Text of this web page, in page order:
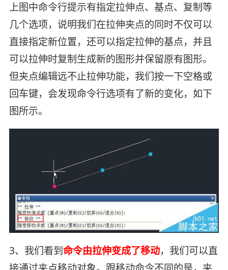
上图中命令行提示有指定拉伸点、基点、复制等
几个选项，说明我们在拉伸夹点的同时不仅可以
直接指定新位置，还可以指定拉伸的基点，并且
可以拉伸时复制生成新的图形并保留原有图形。
但夹点编辑远不止拉伸功能，我们按一下空格或
回车键，会发现命令行选项有了新的变化，如下
图所示。
3、我们看到命令由拉伸变成了移动，我们可以直